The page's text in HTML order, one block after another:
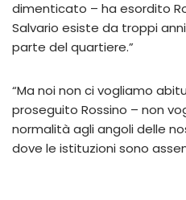
dimenticato – ha esordito
Salvario esiste da troppi
parte del quartiere.”
“Ma noi non ci vogliamo
proseguito Rossino – non
normalità agli angoli delle
dove le istituzioni sono